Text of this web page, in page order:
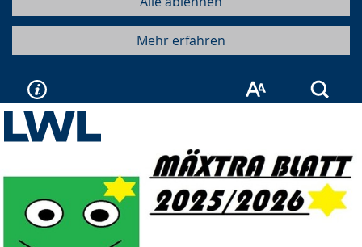
Mehr erfahren